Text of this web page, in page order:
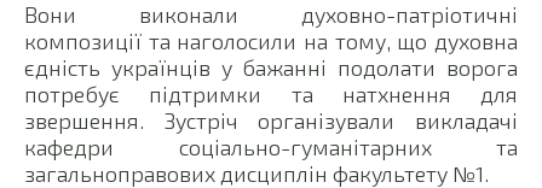
Вони виконали духовно-патріотичні
композиції та наголосили на тому, що духовна
єдність українців у бажанні подолати ворога
потребує підтримки та натхнення для
звершення. Зустріч організували викладачі
кафедри соціально-гуманітарних та
загальноправових дисциплін факультету №1.